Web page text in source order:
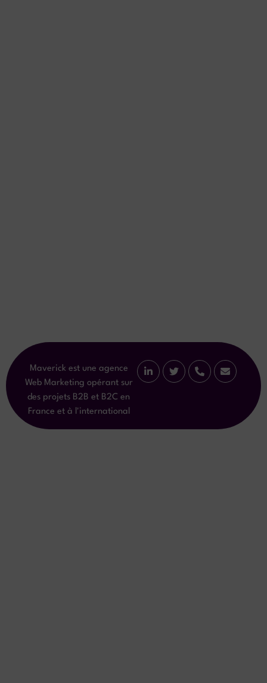
Maverick est une agence
Web Marketing opérant sur
des projets B2B et B2C en
France et à l'international